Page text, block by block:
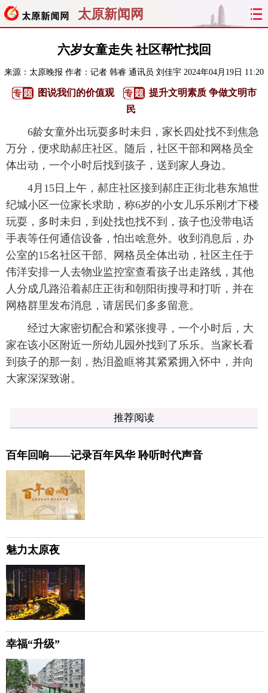
太原新闻网
聚焦 太原
经济 关注 文明 出行
旅游 理财 政务 教育
看天下 晋月读 最太原 网罗民生
太原晚报 热评 社区
六岁女童走失 社区帮忙找回
来源： 太原晚报 作者：记者 韩睿 通讯员 刘佳宇 2024年04月19日 11:20
图说我们的价值观
提升文明素质 争做文明市
民
6龄女童外出玩耍多时未归，家长四处找不到焦急
万分，便求助郝庄社区。随后，社区干部和网格员全
体出动，一个小时后找到孩子，送到家人身边。
4月15日上午，郝庄社区接到郝庄正街北巷东旭世
纪城小区一位家长求助，称6岁的小女儿乐乐刚才下楼
玩耍，多时未归，到处找也找不到，孩子也没带电话
手表等任何通信设备，怕出啥意外。收到消息后，办
公室的15名社区干部、网格员全体出动，社区主任于
伟洋安排一人去物业监控室查看孩子出走路线，其他
人分成几路沿着郝庄正街和朝阳街搜寻和打听，并在
网格群里发布消息，请居民们多多留意。
经过大家密切配合和紧张搜寻，一个小时后，大
家在该小区附近一所幼儿园外找到了乐乐。当家长看
到孩子的那一刻，热泪盈眶将其紧紧拥入怀中，并向
大家深深致谢。
推荐阅读
百年回响——记录百年风华 聆听时代声音
魅力太原夜
幸福“升级”